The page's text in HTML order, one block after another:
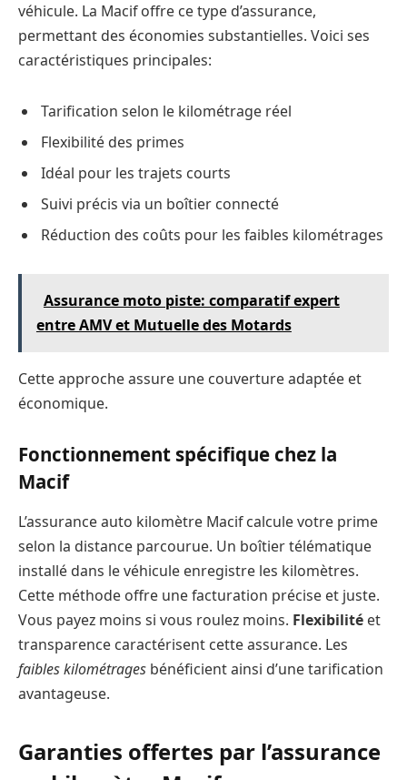
véhicule. La Macif offre ce type d’assurance,
permettant des économies substantielles. Voici ses
caractéristiques principales:
Tarification selon le kilométrage réel
Flexibilité des primes
Idéal pour les trajets courts
Suivi précis via un boîtier connecté
Réduction des coûts pour les faibles kilométrages
Assurance moto piste: comparatif expert
entre AMV et Mutuelle des Motards
Cette approche assure une couverture adaptée et
économique.
Fonctionnement spécifique chez la
Macif
L’assurance auto kilomètre Macif calcule votre prime
selon la distance parcourue. Un boîtier télématique
installé dans le véhicule enregistre les kilomètres.
Cette méthode offre une facturation précise et juste.
Vous payez moins si vous roulez moins. Flexibilité et
transparence caractérisent cette assurance. Les
faibles kilométrages bénéficient ainsi d’une tarification
avantageuse.
Garanties offertes par l’assurance